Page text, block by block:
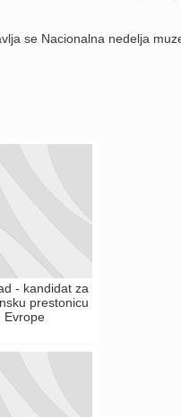
se Nacionalna nedelja
- kandidat za
prestonicu
Evrope